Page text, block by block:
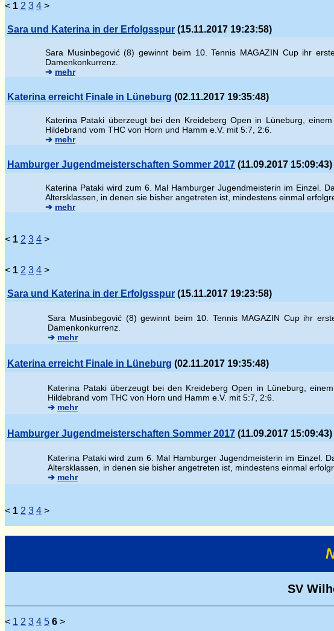
< 1 2 3 4 >
Sara und Katerina in der Erfolgsspur (15.11.2017 19:23:58)
Sara Musinbegović (8) gewinnt beim 10. Tennis MAGAZIN Cup ihr
Damenkonkurrenz.
➔ mehr
Katerina erreicht Finale in Lüneburg (02.11.2017 19:35:48)
Katerina Pataki überzeugt bei den Kreideberg Open in Lüneburg,
Hildebrand vom THC von Horn und Hamm e.V. mit 5:7, 2:6.
➔ mehr
Hamburger Jugendmeisterschaften Sommer 2017 (11.09.2017 15:09:43)
Katerina Pataki wird zum 6. Mal Hamburger Jugendmeisterin im Einzel.
Altersklassen, in denen sie bisher angetreten ist, mindestens einmal
➔ mehr
< 1 2 3 4 >
< 1 2 3 4 >
Sara und Katerina in der Erfolgsspur (15.11.2017 19:23:58)
Sara Musinbegović (8) gewinnt beim 10. Tennis MAGAZIN Cup ihr
Damenkonkurrenz.
➔ mehr
Katerina erreicht Finale in Lüneburg (02.11.2017 19:35:48)
Katerina Pataki überzeugt bei den Kreideberg Open in Lüneburg,
Hildebrand vom THC von Horn und Hamm e.V. mit 5:7, 2:6.
➔ mehr
Hamburger Jugendmeisterschaften Sommer 2017 (11.09.2017 15:09:43)
Katerina Pataki wird zum 6. Mal Hamburger Jugendmeisterin im Einzel.
Altersklassen, in denen sie bisher angetreten ist, mindestens einmal
➔ mehr
< 1 2 3 4 >
SV
< 1 2 3 4 5 6 >